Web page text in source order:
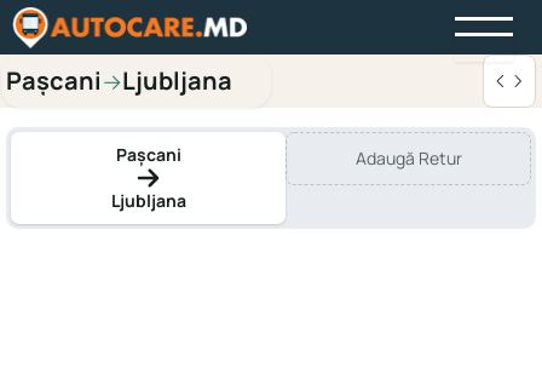
Pașcani→Ljubljana
Pașcani
Ljubljana
Adaugă Retur